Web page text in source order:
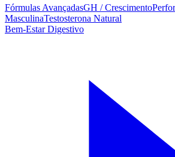
Fórmulas AvançadasGH / Crescimento
MasculinaTestosterona Natural
Bem-Estar Digestivo